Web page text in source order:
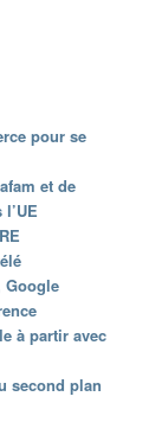
pour se
et de
Google
à partir avec
second plan